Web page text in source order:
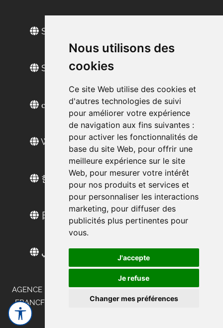
Nous utilisons des
cookies
Ce site Web utilise des cookies et
d'autres technologies de suivi
pour améliorer votre expérience
de navigation aux fins suivantes :
pour activer les fonctionnalités de
base du site Web, pour offrir une
meilleure expérience sur le site
Web, pour mesurer votre intérêt
pour nos produits et services et
pour personnaliser les interactions
marketing, pour diffuser des
publicités plus pertinentes pour
vous.
J'accepte
Je refuse
Changer mes préférences
Site in Englisch
Sitio web en español
сайт на русском
Web sitesi türkçe
한국 웹 사이트
日本語ウェブサイト
الموقع العربي
AGENCE DE MARKETING DE TERRAIN EN ALLEMAGNE -
FRANCFORT - STUTTGART - MUNICH - DÜSSELDORF -